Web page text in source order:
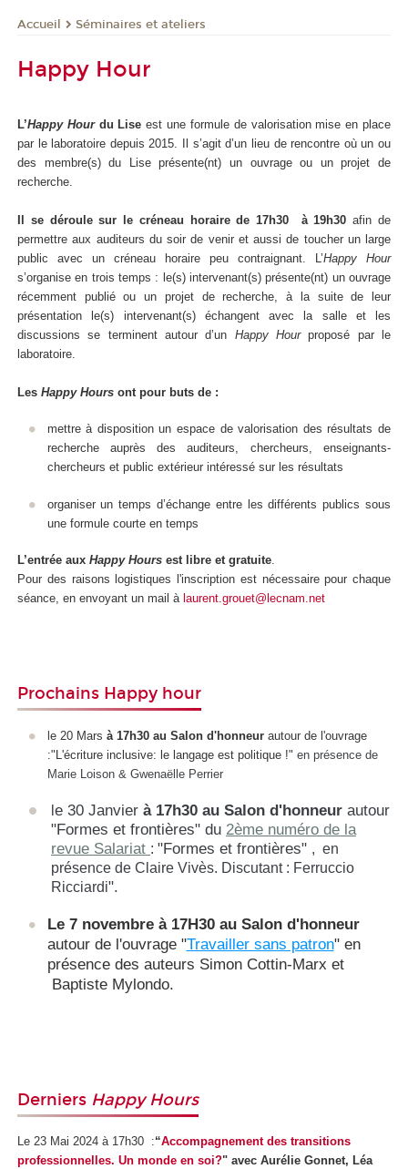
Accueil Séminaires et ateliers
Happy Hour
L’Happy Hourdu Liseest une formule de valorisation mise en place
par le laboratoire depuis 2015. Il s’agit d’un lieu de rencontre où un ou
des membre(s) du Lise présente(nt) un ouvrage ou un projet de
recherche.
Il se déroule sur le créneau horaire de 17h30 à 19h30 afin de
permettre aux auditeurs du soir de venir et aussi de toucher un large
public avec un créneau horaire peu contraignant. L’Happy Hour
s’organise en trois temps : le(s) intervenant(s) présente(nt) un ouvrage
récemment publié ou un projet de recherche, à la suite de leur
présentation le(s) intervenant(s) échangent avec la salle et les
discussions se terminent autour d’un Happy Hourproposé par le
laboratoire.
Les Happy Hours ont pour buts de :
mettre à disposition un espace de valorisation des résultats de
recherche auprès des auditeurs, chercheurs, enseignants-
chercheurs et public extérieur intéressé sur les résultats
organiser un temps d’échange entre les différents publics sous
une formule courte en temps
L’entrée aux Happy Hours est libre et gratuite.
Pour des raisons logistiques l'inscription est nécessaire pour chaque
séance, en envoyant un mail à laurent.grouet@lecnam.net
Prochains Happy hour
le 20 Mars à 17h30 au Salon d'honneurautour de l'ouvrage
:"L'écriture inclusive: le langage est politique !" en présence de
Marie Loison & Gwenaëlle Perrier
e 30 Janvier à 17h30 au Salon d'honneur autour
"Formes et frontières" du 2ème numéro de la
revue Salariat : "Formes et frontières" , en
présence de Claire Vivès. Discutant : Ferruccio
Ricciardi".
Le 7 novembre à 17H30 au Salon d'honneur
autour de l'ouvrage "Travailler sans patron" en
présence des auteurs Simon Cottin-Marx et
Baptiste Mylondo.
Derniers Happy Hours
Le 23 Mai 2024 à 17h30 :“Accompagnement des transitions
professionnelles. Un monde en soi?" avec Aurélie Gonnet, Léa